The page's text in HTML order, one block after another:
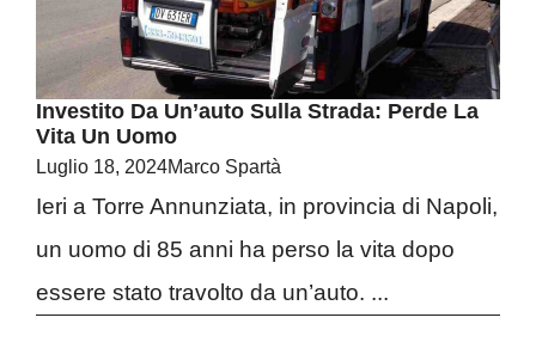
Investito Da Un’auto Sulla Strada: Perde La
Vita Un Uomo
Luglio 18, 2024Marco Spartà
Ieri a Torre Annunziata, in provincia di Napoli,
un uomo di 85 anni ha perso la vita dopo
essere stato travolto da un’auto. ...